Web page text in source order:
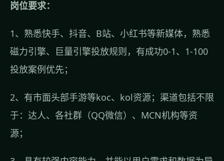
岗位要求：
1、熟悉快手、抖音、B站、小红书等新媒体，熟悉
磁力引擎、巨量引擎投放规则，有成功0-1、1-100
投放案例优先；
2、有市面头部手游等koc、kol资源；渠道包括不限
于：达人、各社群（QQ微信）、MCN机构等资
源；